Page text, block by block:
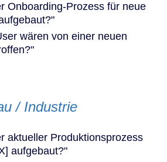
Onboarding-Prozess für neue
wären von einer neuen
/ Industrie
aktueller Produktionsprozess
aufgebaut?"